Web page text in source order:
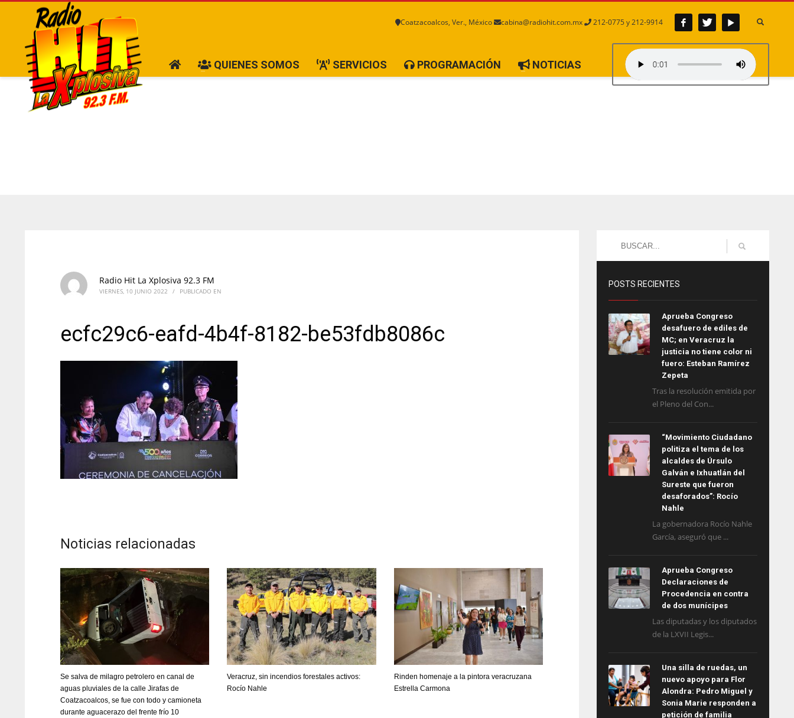
Coatzacoalcos, Ver., México cabina@radiohit.com.mx 212-0775 y 212-9914
QUIENES SOMOS SERVICIOS PROGRAMACIÓN NOTICIAS
Radio Hit La Xplosiva 92.3 FM
VIERNES, 10 JUNIO 2022 / PUBLICADO EN
ecfc29c6-eafd-4b4f-8182-be53fdb8086c
Noticias relacionadas
Se salva de milagro petrolero en canal de
aguas pluviales de la calle Jirafas de
Coatzacoalcos, se fue con todo y camioneta
durante aguacerazo del frente frío 10
Veracruz, sin incendios forestales activos:
Rocío Nahle
Rinden homenaje a la pintora veracruzana
Estrella Carmona
POSTS RECIENTES
Aprueba Congreso
desafuero de ediles de
MC; en Veracruz la
justicia no tiene color ni
fuero: Esteban Ramírez
Zepeta
Tras la resolución emitida por
el Pleno del Con...
“Movimiento Ciudadano
politiza el tema de los
alcaldes de Úrsulo
Galván e Ixhuatlán del
Sureste que fueron
desaforados”: Rocío
Nahle
La gobernadora Rocío Nahle
García, aseguró que ...
Aprueba Congreso
Declaraciones de
Procedencia en contra
de dos munícipes
Las diputadas y los diputados
de la LXVII Legis...
Una silla de ruedas, un
nuevo apoyo para Flor
Alondra: Pedro Miguel y
Sonia Marie responden a
petición de familia